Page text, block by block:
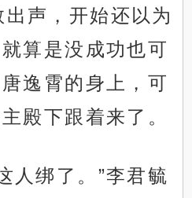
声，开始还以为
算是没成功也可
逸霄的身上，可
殿下跟着来了。
人绑了。”李君毓